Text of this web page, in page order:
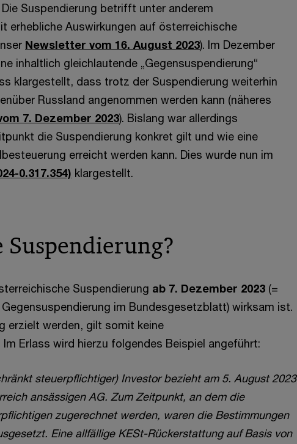
Suspendierung betrifft unter anderem
erhebliche Auswirkungen auf österreichische
Newsletter vom 16. August 2023). Im Dezember
inhaltlich gleichlautende „Gegensuspendierung“
klargestellt, dass trotz der Suspendierung weiterhin
Russland angenommen werden kann (näheres
7. Dezember 2023). Bislang war allerdings
die Suspendierung konkret gilt und wie eine
erreicht werden kann. Dies wurde nun im
0.317.354) klargestellt.
Suspendierung ab 7. Dezember 2023 (=
im Bundesgesetzblatt) wirksam ist.
erzielt werden, gilt somit keine
Erlass wird hierzu folgendes Beispiel angeführt:
steuerpflichtiger) Investor bezieht am 5. August 2023
ansässigen AG. Zum Zeitpunkt, an dem die
zugerechnet werden, waren die Bestimmungen
Eine allfällige KESt-Rückerstattung auf Basis von